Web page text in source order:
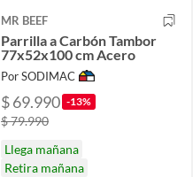
MR BEEF
Parrilla a Carbón Tambor
77x52x100 cm Acero
Por SODIMAC
$ 69.990 -13%
$ 79.990
Llega mañana
Retira mañana